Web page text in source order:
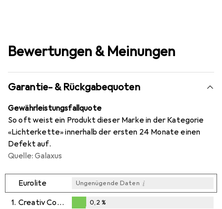
Bewertungen & Meinungen
Garantie- & Rückgabequoten
Gewährleistungsfallquote
So oft weist ein Produkt dieser Marke in der Kategorie
«Lichterkette» innerhalb der ersten 24 Monate einen
Defekt auf.
Quelle: Galaxus
Eurolite Ungenügende Daten i
1. Creativ Company 0,2 %